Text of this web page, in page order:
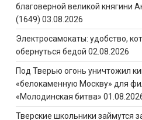
благоверной великой княгини
(1649) 03.08.2026
Электросамокаты: удобство,
обернуться бедой 02.08.2026
Под Тверью огонь уничтожил
«белокаменную Москву» для
«Молодинская битва»
Тверские школьники займутся